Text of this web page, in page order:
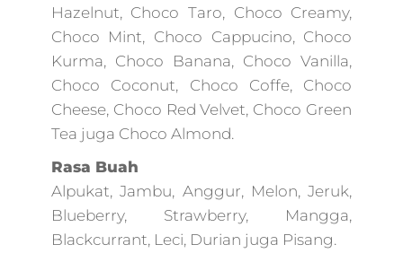
digital
marketing,digital
marketing
terbaik,marketing
online 2021,google
analytics
murah,marketing
umkm,marketing
digital
untuk
Hazelnut, Choco Taro, Choco Creamy,
Choco Mint, Choco Cappucino, Choco
Kurma, Choco Banana, Choco Vanilla,
Choco Coconut, Choco Coffe, Choco
Cheese, Choco Red Velvet, Choco Green
Tea juga Choco Almond.
Rasa Buah
Alpukat, Jambu, Anggur, Melon, Jeruk,
Blueberry, Strawberry, Mangga,
Blackcurrant, Leci, Durian juga Pisang.